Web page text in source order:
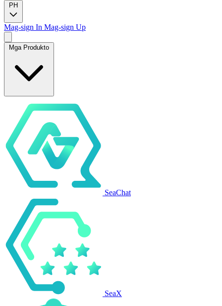
PH
Mag-sign In Mag-sign Up
Mga Produkto
SeaChat
SeaX